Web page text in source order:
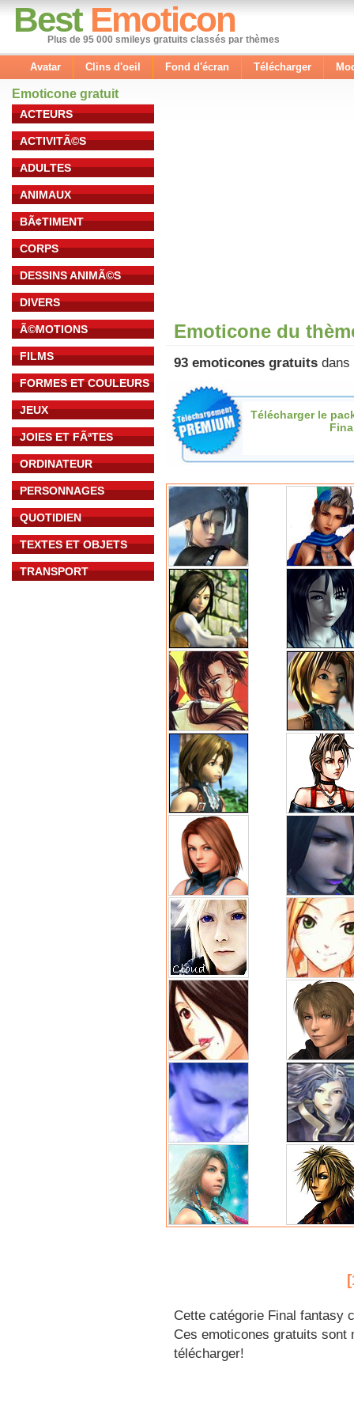
Best Emoticon
Plus de 95 000 smileys gratuits classés par thèmes
Avatar Clins d'oeil Fond d'écran Télécharger
Emoticone gratuit
ACTEURS
ACTIVITÃ©S
ADULTES
ANIMAUX
BÃ¢TIMENT
CORPS
DESSINS ANIMÃ©S
DIVERS
Ã©MOTIONS
FILMS
FORMES ET COULEURS
JEUX
JOIES ET FÃªTES
ORDINATEUR
PERSONNAGES
QUOTIDIEN
TEXTES ET OBJETS
TRANSPORT
Emoticone du
93 emoticones gratuits dans
Télécharger le
Cette catégorie Final fantasy
Ces emoticones gratuits
télécharger!